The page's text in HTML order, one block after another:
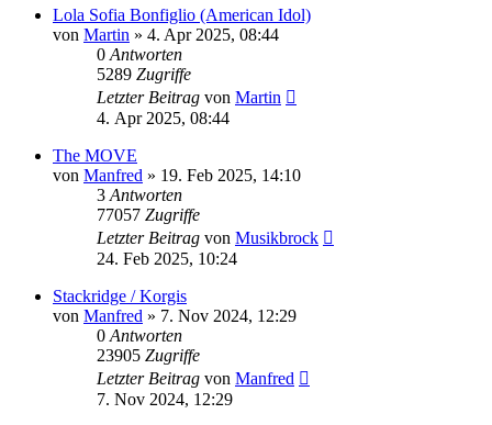
Lola Sofia Bonfiglio (American Idol)
von Martin » 4. Apr 2025, 08:44
0 Antworten
5289 Zugriffe
Letzter Beitrag von Martin
4. Apr 2025, 08:44
The MOVE
von Manfred » 19. Feb 2025, 14:10
3 Antworten
77057 Zugriffe
Letzter Beitrag von Musikbrock
24. Feb 2025, 10:24
Stackridge / Korgis
von Manfred » 7. Nov 2024, 12:29
0 Antworten
23905 Zugriffe
Letzter Beitrag von Manfred
7. Nov 2024, 12:29